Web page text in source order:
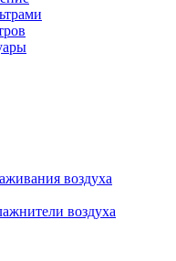
воздуха
воздуха